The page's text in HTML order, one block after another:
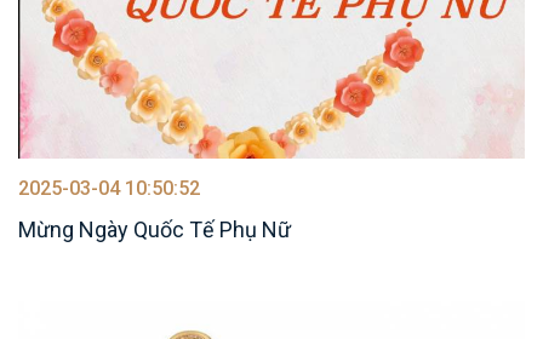
2025-03-04 10:50:52
Mừng Ngày Quốc Tế Phụ Nữ